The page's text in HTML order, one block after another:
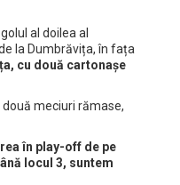
al doilea al
la Dumbrăvița, în fața
cu două cartonașe
meciuri rămase,
în play-off de pe
locul 3, suntem